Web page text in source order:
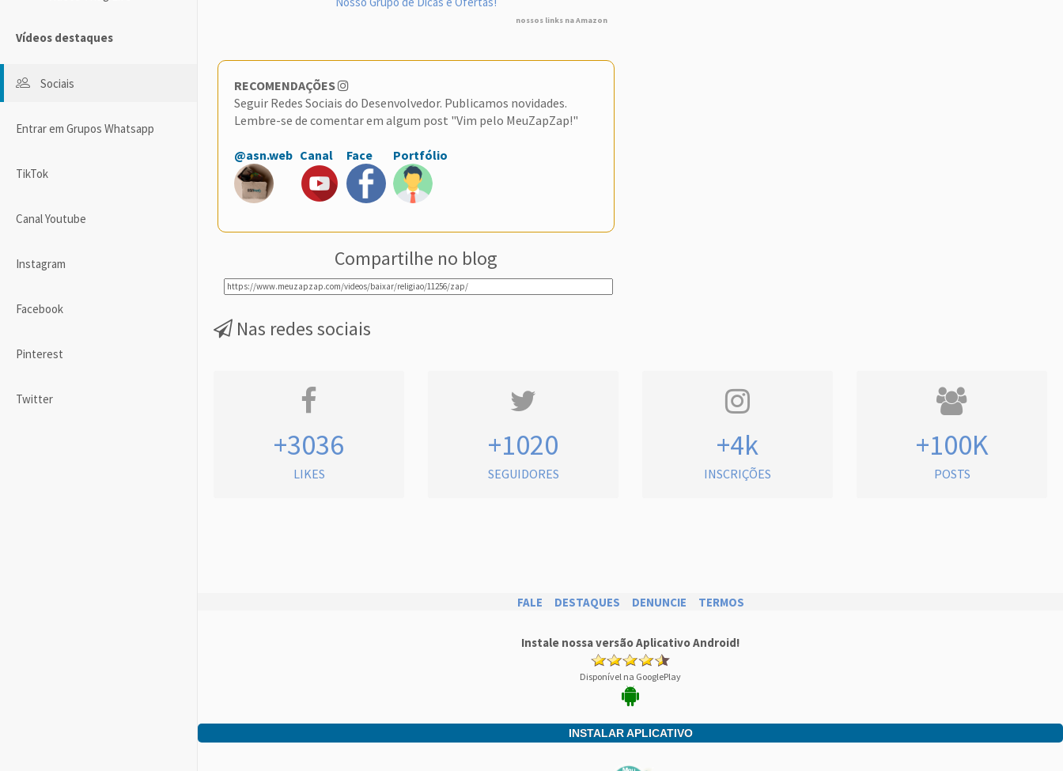
Vídeos destaques
Sociais
Entrar em Grupos Whatsapp
TikTok
Canal Youtube
Instagram
Facebook
Pinterest
Twitter
nossos links na Amazon
RECOMENDAÇÕES
Seguir Redes Sociais do Desenvolvedor. Publicamos novidades.
Lembre-se de comentar em algum post "Vim pelo MeuZapZap!"
@asn.web Canal Face Portfólio
Compartilhe no blog
Nas redes sociais
+3036
LIKES
+1020
SEGUIDORES
+4k
INSCRIÇÕES
+100K
POSTS
FALE DESTAQUES DENUNCIE TERMOS
Instale nossa versão Aplicativo Android!
Disponível na GooglePlay
INSTALAR APLICATIVO